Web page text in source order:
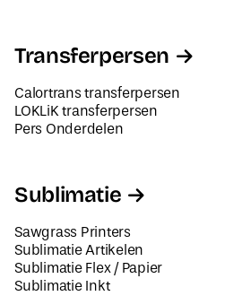
Transferpersen
Calortrans transferpersen
LOKLiK transferpersen
Pers Onderdelen
Sublimatie
Sawgrass Printers
Sublimatie Artikelen
Sublimatie Flex / Papier
Sublimatie Inkt